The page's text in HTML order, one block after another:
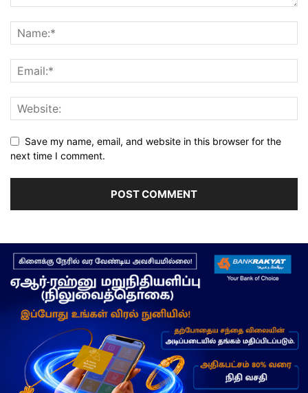
Save my name, email, and website in this browser for the
next time I comment.